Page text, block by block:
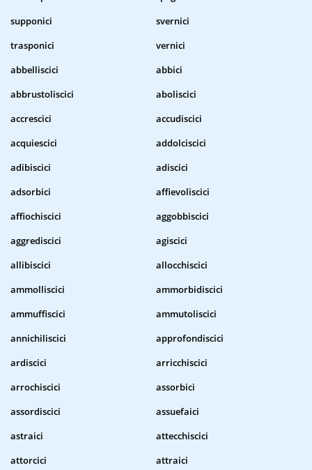
supponici
svernici
trasponici
vernici
abbelliscici
abbici
abbrustoliscici
aboliscici
accrescici
accudiscici
acquiescici
addolciscici
adibiscici
adiscici
adsorbici
affievoliscici
affiochiscici
aggobbiscici
aggrediscici
agiscici
allibiscici
allocchiscici
ammolliscici
ammorbidiscici
ammuffiscici
ammutoliscici
annichiliscici
approfondiscici
ardiscici
arricchiscici
arrochiscici
assorbici
assordiscici
assuefaici
astraici
attecchiscici
attorcici
attraici